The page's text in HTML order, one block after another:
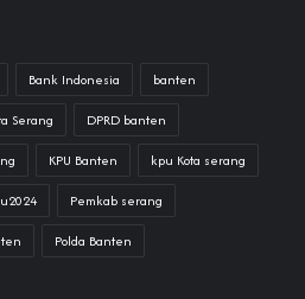
Bank Indonesia banten
Serang DPRD banten
KPU Banten kpu Kota serang
Pemkab serang
Polda Banten